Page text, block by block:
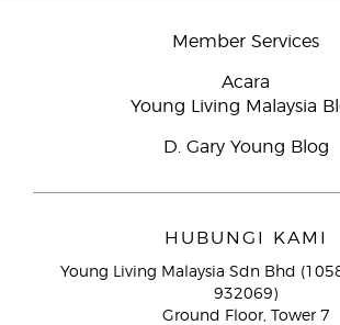
Member Services
Acara
Young Living Malaysia
D. Gary Young Blog
HUBUNGI KAMI
Young Living Malaysia Sdn Bhd
932069)
Ground Floor, Tower 7